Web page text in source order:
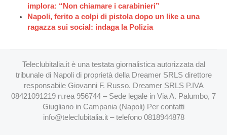
implora: “Non chiamare i carabinieri”
Napoli, ferito a colpi di pistola dopo un like a una
ragazza sui social: indaga la Polizia
Teleclubitalia.it è una testata giornalistica autorizzata dal
tribunale di Napoli di proprietà della Dreamer SRLS direttore
responsabile Giovanni F. Russo. Dreamer SRLS P.IVA
08421091219 n.rea 956744 – Sede legale in Via A. Palumbo, 7
Giugliano in Campania (Napoli) Per contatti
info@teleclubitalia.it– telefono 0818944878